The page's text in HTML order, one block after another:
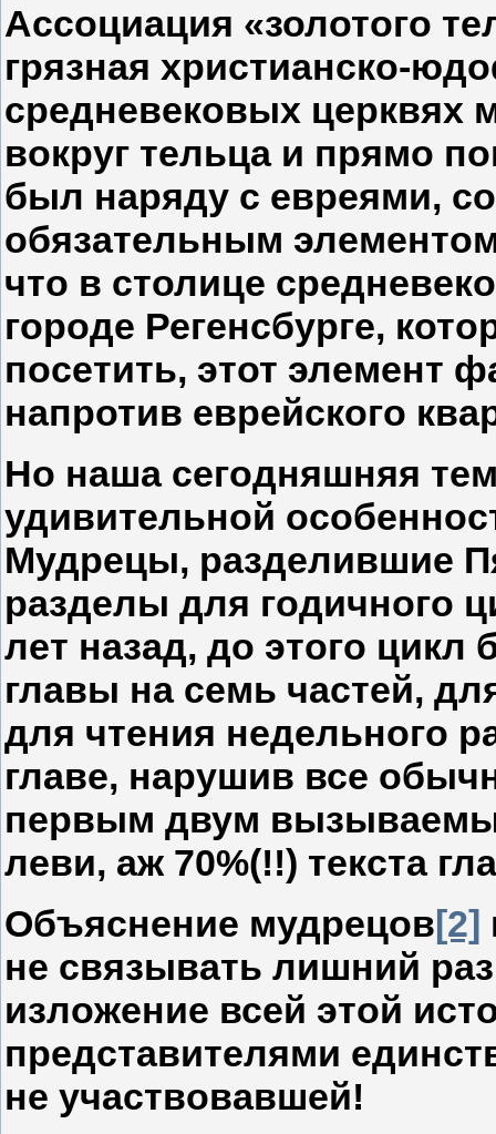
Ассоциация «золотого
грязная христианско-
средневековых
вокруг тельца и прямо
был наряду с евреями,
обязательным
что в столице
городе Регенсбурге,
посетить, этот элемент
напротив еврейского
Но наша сегодняшняя
удивительной
Мудрецы, разделившие
разделы для годичного
лет назад, до этого
главы на семь частей,
для чтения недельного
главе, нарушив все
первым двум
леви, аж 70%(!!) текста
Объяснение мудрецов[2]
не связывать лишний
изложение всей этой
представителями
не участвовавшей!